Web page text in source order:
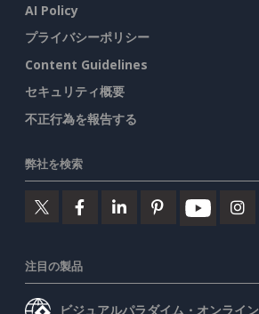
AI Policy
プライバシーポリシー
Content Guidelines
セキュリティ概要
不正行為を報告する
弊社を検索
注目の製品
ビジュアルパラダイム・オンライン